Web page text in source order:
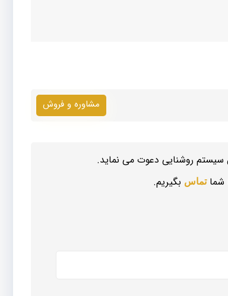
مشاوره و فروش
سیستم روشنایی دعوت می نماید.
شماتماس بگیریم.